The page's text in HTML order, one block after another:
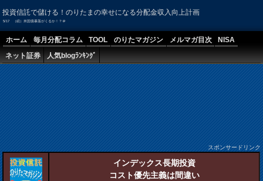
投資信託で儲ける！のりたまの幸せになる分配金収入向上計画
5/17 （続）米国債暴落がくるか！？＠
ホーム 毎月分配コラム TOOL のりたマガジン メルマガ目次
NISA
ネット証券
人気blogﾗﾝｷﾝｸﾞ
スポンサードリンク
インデックス長期投資
コスト優先主義は間違い